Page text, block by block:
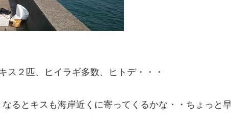
ス２匹、ヒイラギ多数、ヒトデ・・・
るとキスも海岸近くに寄ってくるかな・・ちょっと